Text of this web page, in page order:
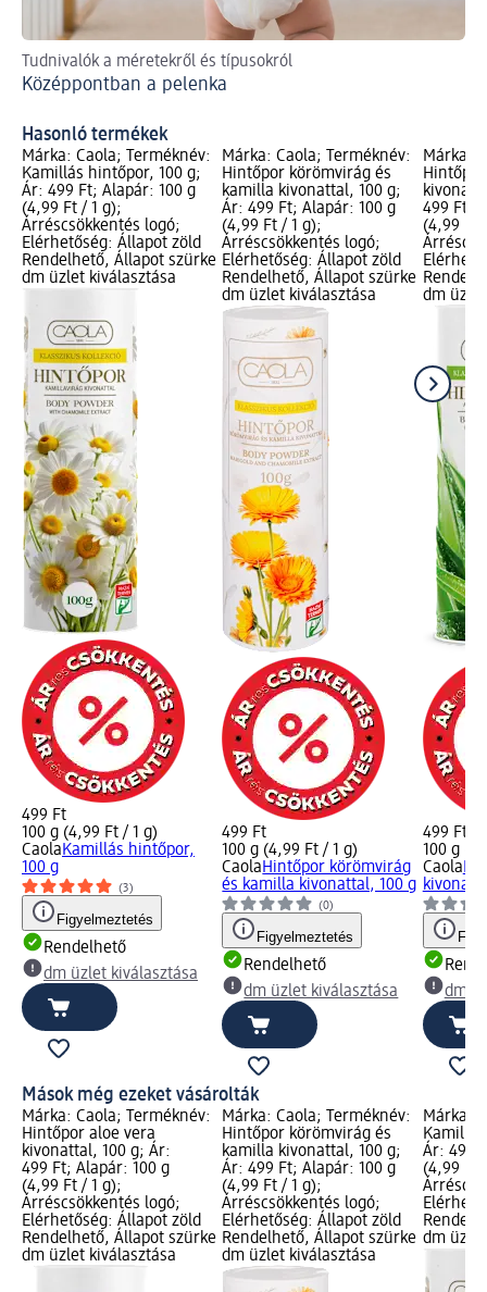
Tudnivalók a méretekről és típusokról
Középpontban a pelenka
Hasonló termékek
Márka: Caola; Terméknév:
Kamillás hintőpor, 100 g;
Ár: 499 Ft; Alapár: 100 g
(4,99 Ft / 1 g);
Árréscsökkentés logó;
Elérhetőség: Állapot zöld
Rendelhető, Állapot szürke
dm üzlet kiválasztása
499 Ft
100 g (4,99 Ft / 1 g)
CaolaKamillás hintőpor,
100 g
(3)
Figyelmeztetés
Rendelhető
dm üzlet kiválasztása
Márka: Caola; Terméknév:
Hintőpor körömvirág és
kamilla kivonattal, 100 g;
Ár: 499 Ft; Alapár: 100 g
(4,99 Ft / 1 g);
Árréscsökkentés logó;
Elérhetőség: Állapot zöld
Rendelhető, Állapot szürke
dm üzlet kiválasztása
499 Ft
100 g (4,99 Ft / 1 g)
CaolaHintőpor körömvirág
és kamilla kivonattal, 100 g
(0)
Figyelmeztetés
Rendelhető
dm üzlet kiválasztása
Márka:
499 Ft;
(4,99 Ft
dm
499 Ft
100 g
Caola
dm
Mások még ezeket vásárolták
Márka: Caola; Terméknév:
Hintőpor aloe vera
kivonattal, 100 g; Ár:
499 Ft; Alapár: 100 g
(4,99 Ft / 1 g);
Árréscsökkentés logó;
Elérhetőség: Állapot zöld
Rendelhető, Állapot szürke
dm üzlet kiválasztása
Márka: Caola; Terméknév:
Hintőpor körömvirág és
kamilla kivonattal, 100 g;
Ár: 499 Ft; Alapár: 100 g
(4,99 Ft / 1 g);
Árréscsökkentés logó;
Elérhetőség: Állapot zöld
Rendelhető, Állapot szürke
dm üzlet kiválasztása
Márka:
Ár: 499
(4,99 Ft
dm